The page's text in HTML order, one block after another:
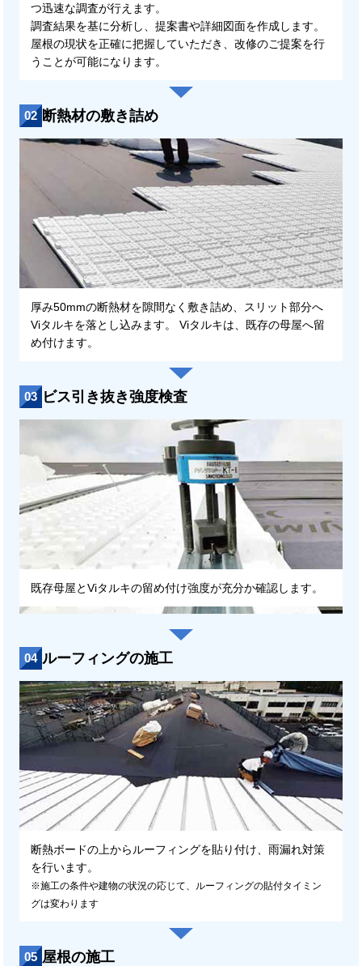
つ迅速な調査が行えます。
調査結果を基に分析し、提案書や詳細図面を作成します。
屋根の現状を正確に把握していただき、改修のご提案を行
うことが可能になります。
02 断熱材の敷き詰め
厚み50mmの断熱材を隙間なく敷き詰め、スリット部分へ
Viタルキを落とし込みます。 Viタルキは、既存の母屋へ留
め付けます。
03 ビス引き抜き強度検査
既存母屋とViタルキの留め付け強度が充分か確認します。
04 ルーフィングの施工
断熱ボードの上からルーフィングを貼り付け、雨漏れ対策
を行います。
※施工の条件や建物の状況の応じて、ルーフィングの貼付タイミン
グは変わります
05 屋根の施工